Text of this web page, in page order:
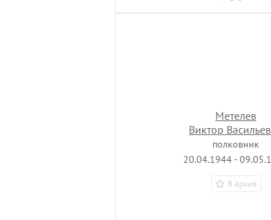
Метелев
Виктор
полковник
20.04.1944 -
В архив